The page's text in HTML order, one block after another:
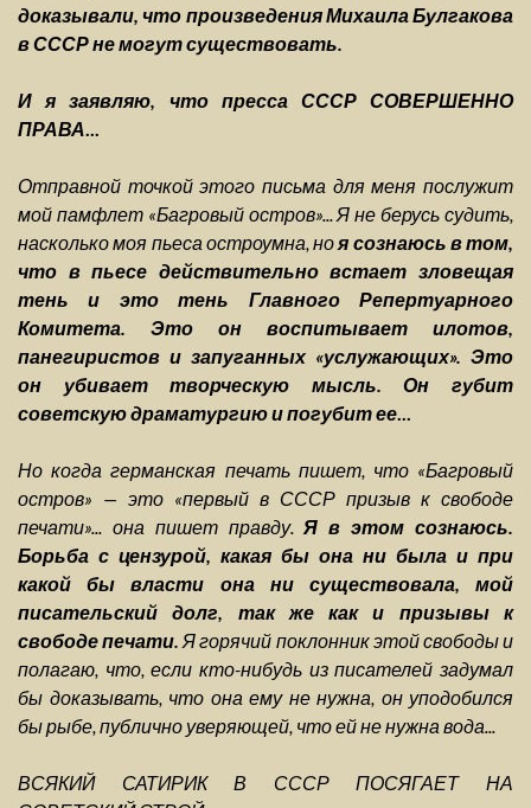
доказывали, что произведения Михаила Булгакова
в СССР не могут существовать.
И я заявляю, что пресса СССР СОВЕРШЕННО
ПРАВА...
Отправной точкой этого письма для меня послужит
мой памфлет «Багровый остров»... Я не берусь судить,
насколько моя пьеса остроумна, ноя сознаюсь в том,
что в пьесе действительно встает зловещая
тень и это тень Главного Репертуарного
Комитета. Это он воспитывает илотов,
панегиристов и запуганных «услужающих». Это
он убивает творческую мысль. Он губит
советскую драматургию и погубит ее...
Но когда германская печать пишет, что «Багровый
остров» — это «первый в СССР призыв к свободе
печати»... она пишет правду.Я в этом сознаюсь.
Борьба с цензурой, какая бы она ни была и при
какой бы власти она ни существовала, мой
писательский долг, так же как и призывы к
свободе печати. Я горячий поклонник этой свободы и
полагаю, что, если кто-нибудь из писателей задумал
бы доказывать, что она ему не нужна, он уподобился
бы рыбе, публично уверяющей, что ей не нужна вода...
ВСЯКИЙ САТИРИК В СССР ПОСЯГАЕТ НА